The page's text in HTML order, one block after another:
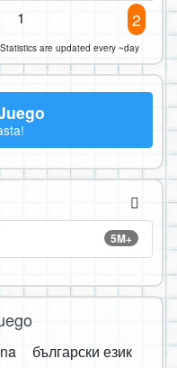
1 2
Statistics are updated every ~day
5M+
български език